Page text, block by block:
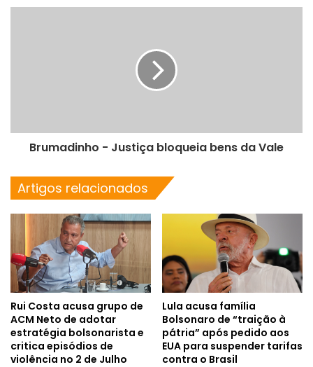
Brumadinho - Justiça bloqueia bens da Vale
Artigos relacionados
Rui Costa acusa grupo de
ACM Neto de adotar
estratégia bolsonarista e
critica episódios de
violência no 2 de Julho
Lula acusa família
Bolsonaro de “traição à
pátria” após pedido aos
EUA para suspender tarifas
contra o Brasil